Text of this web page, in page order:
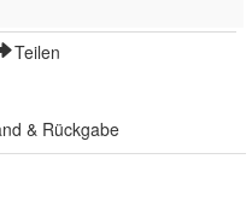
Teilen
& Rückgabe